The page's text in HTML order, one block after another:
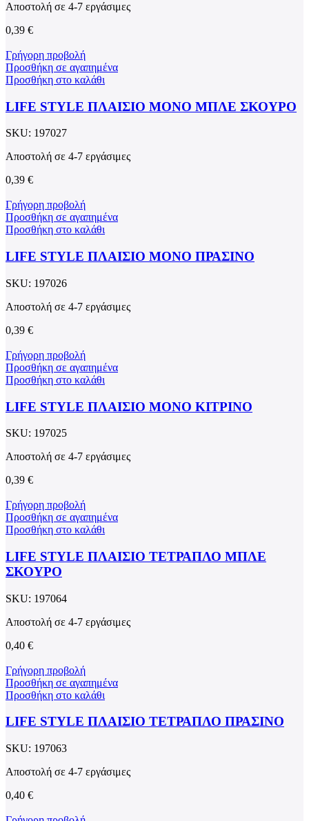
Αποστολή σε 4-7 εργάσιμες
0,39 €
Γρήγορη προβολή
Προσθήκη σε αγαπημένα
Προσθήκη στο καλάθι
LIFE STYLE ΠΛΑΙΣΙΟ ΜΟΝΟ ΜΠΛΕ ΣΚΟΥΡΟ
SKU: 197027
Αποστολή σε 4-7 εργάσιμες
0,39 €
Γρήγορη προβολή
Προσθήκη σε αγαπημένα
Προσθήκη στο καλάθι
LIFE STYLE ΠΛΑΙΣΙΟ ΜΟΝΟ ΠΡΑΣΙΝΟ
SKU: 197026
Αποστολή σε 4-7 εργάσιμες
0,39 €
Γρήγορη προβολή
Προσθήκη σε αγαπημένα
Προσθήκη στο καλάθι
LIFE STYLE ΠΛΑΙΣΙΟ ΜΟΝΟ ΚΙΤΡΙΝΟ
SKU: 197025
Αποστολή σε 4-7 εργάσιμες
0,39 €
Γρήγορη προβολή
Προσθήκη σε αγαπημένα
Προσθήκη στο καλάθι
LIFE STYLE ΠΛΑΙΣΙΟ ΤΕΤΡΑΠΛΟ ΜΠΛΕ
ΣΚΟΥΡΟ
SKU: 197064
Αποστολή σε 4-7 εργάσιμες
0,40 €
Γρήγορη προβολή
Προσθήκη σε αγαπημένα
Προσθήκη στο καλάθι
LIFE STYLE ΠΛΑΙΣΙΟ ΤΕΤΡΑΠΛΟ ΠΡΑΣΙΝΟ
SKU: 197063
Αποστολή σε 4-7 εργάσιμες
0,40 €